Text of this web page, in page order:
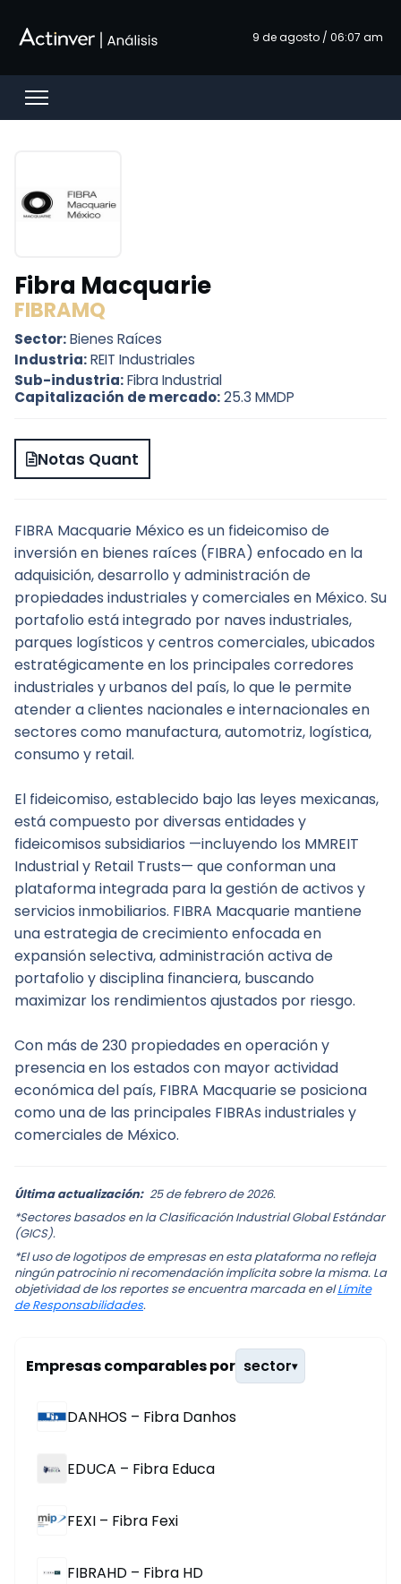
9 de agosto / 06:07 am
Open menu
Fibra Macquarie
FIBRAMQ
Sector:Bienes Raíces
Industria:REIT Industriales
Sub-industria:Fibra Industrial
Capitalización de mercado:25.3 MMDP
Notas Quant
FIBRA Macquarie México es un fideicomiso de
inversión en bienes raíces (FIBRA) enfocado en la
adquisición, desarrollo y administración de
propiedades industriales y comerciales en México. Su
portafolio está integrado por naves industriales,
parques logísticos y centros comerciales, ubicados
estratégicamente en los principales corredores
industriales y urbanos del país, lo que le permite
atender a clientes nacionales e internacionales en
sectores como manufactura, automotriz, logística,
consumo y retail.
El fideicomiso, establecido bajo las leyes mexicanas,
está compuesto por diversas entidades y
fideicomisos subsidiarios —incluyendo los MMREIT
Industrial y Retail Trusts— que conforman una
plataforma integrada para la gestión de activos y
servicios inmobiliarios. FIBRA Macquarie mantiene
una estrategia de crecimiento enfocada en
expansión selectiva, administración activa de
portafolio y disciplina financiera, buscando
maximizar los rendimientos ajustados por riesgo.
Con más de 230 propiedades en operación y
presencia en los estados con mayor actividad
económica del país, FIBRA Macquarie se posiciona
como una de las principales FIBRAs industriales y
comerciales de México.
Última actualización: 25 de febrero de 2026.
*Sectores basados en la Clasificación Industrial Global Estándar
(GICS).
*El uso de logotipos de empresas en esta plataforma no refleja
ningún patrocinio ni recomendación implícita sobre la misma. La
objetividad de los reportes se encuentra marcada en elLímite
de Responsabilidades.
Empresas comparables por sector▾
DANHOS – Fibra Danhos
EDUCA – Fibra Educa
FEXI – Fibra Fexi
FIBRAHD – Fibra HD